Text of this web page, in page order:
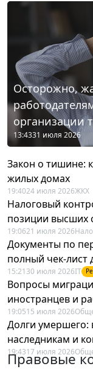
Осторожно,
организации
13:4331 июля 2026
Закон о тишине:
жилых домах
19:4024 июля 2026ЖКХ
Налоговый
позиции высших
19:0621 июля 2026
Документы по
полный чек-лист
15:21 30 июля 2026IT
Вопросы
иностранцев и
19:0515 июля 2026
Долги умершего:
наследникам и
19:4317 июля 2026
Правовые